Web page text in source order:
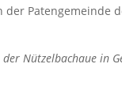
Patengemeinde
Nützelbachaue in